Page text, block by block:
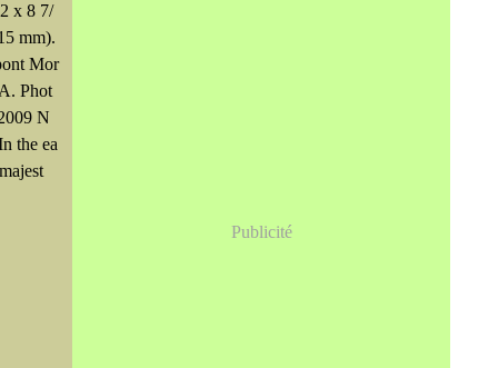
x 8 7/
mm).
Mor
Phot
N
the ea
Publicité